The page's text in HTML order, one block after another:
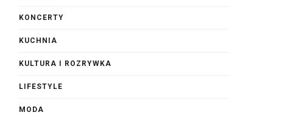
KONCERTY
KUCHNIA
KULTURA I ROZRYWKA
LIFESTYLE
MODA